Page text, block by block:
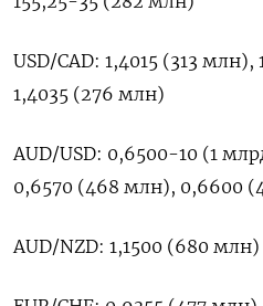
USD/CAD: 1,4015 (313
1,4035 (276 млн)
AUD/USD: 0,6500-10 (1
0,6570 (468 млн), 0,6600
AUD/NZD: 1,1500 (680 млн)